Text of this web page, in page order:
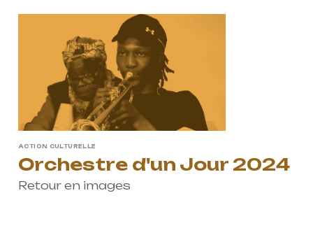
ACTION CULTURELLE
Orchestre d'un Jour 2024
Retour en images